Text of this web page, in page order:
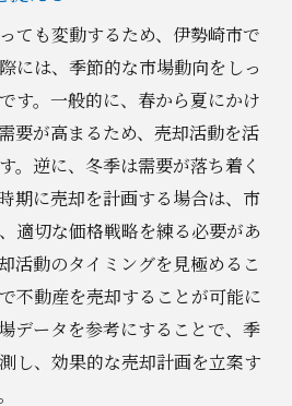
ても変動するため、伊勢崎市で
には、季節的な市場動向をしっ
す。一般的に、春から夏にかけ
要が高まるため、売却活動を活
。逆に、冬季は需要が落ち着く
期に売却を計画する場合は、市
適切な価格戦略を練る必要があ
活動のタイミングを見極めるこ
不動産を売却することが可能に
データを参考にすることで、季
し、効果的な売却計画を立案す